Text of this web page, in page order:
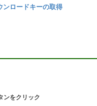
ンロードキーの取得
ンをクリック